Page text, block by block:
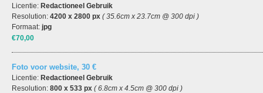
Licentie: Redactioneel Gebruik
Resolution: 4200 x 2800 px ( 35.6cm x 23.7cm @ 300 dpi )
Formaat: jpg
€70,00
Foto voor website, 30 €
Licentie: Redactioneel Gebruik
Resolution: 800 x 533 px ( 6.8cm x 4.5cm @ 300 dpi )